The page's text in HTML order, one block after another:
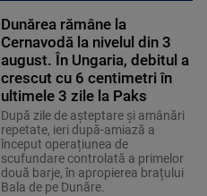
Dunărea rămâne la
Cernavodă la nivelul din 3
august. În Ungaria, debitul a
crescut cu 6 centimetri în
ultimele 3 zile la Paks
După zile de așteptare și amânări
repetate, ieri după-amiază a
început operațiunea de
scufundare controlată a primelor
două barje, în apropierea brațului
Bala de pe Dunăre.